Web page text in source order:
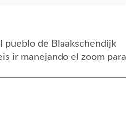
pueblo de Blaakschendijk
ir manejando el zoom para